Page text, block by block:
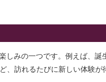
しみの一つです。例えば、誕
、訪れるたびに新しい体験